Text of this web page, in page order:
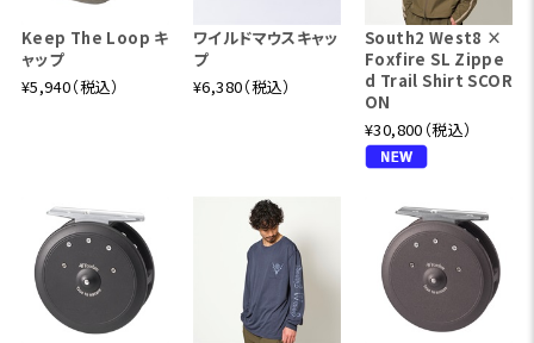
Keep The Loop キ
ャップ
¥5,940（税込）
ワイルドマウスキャッ
プ
¥6,380（税込）
South2 West8 ×
Foxfire SL Zippe
d Trail Shirt SCOR
ON
¥30,800（税込）